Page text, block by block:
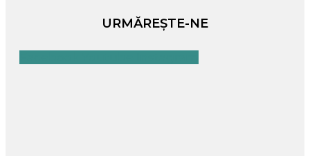
URMĂREȘTE-NE